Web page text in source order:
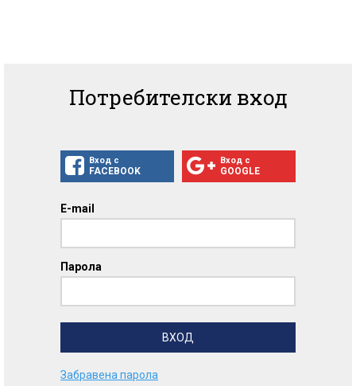
Потребителски вход
Вход с
FACEBOOK
Вход с
GOOGLE
E-mail
Парола
Забравена парола